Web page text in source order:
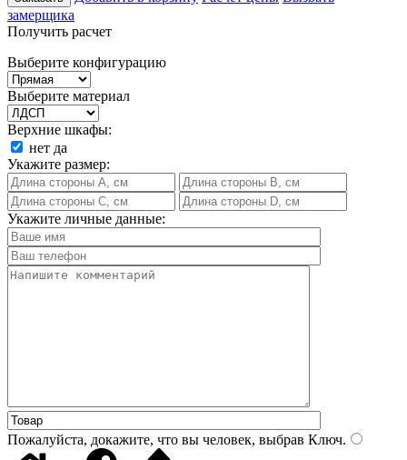
замерщика
Получить расчет
Выберите конфигурацию
Выберите материал
Верхние шкафы:
нет да
Укажите размер:
Укажите личные данные:
Пожалуйста, докажите, что вы человек, выбрав Ключ.